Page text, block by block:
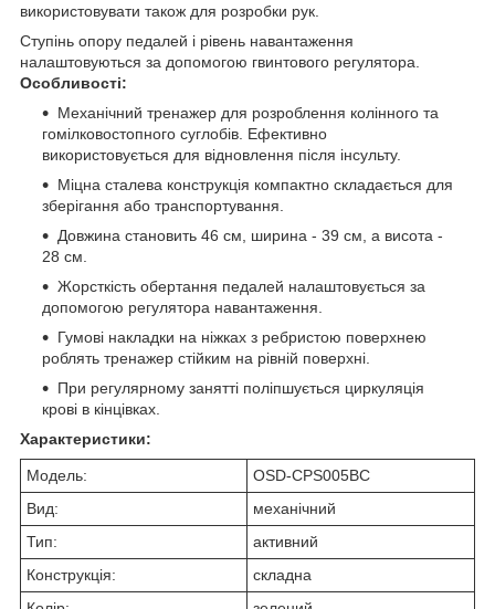
використовувати також для розробки рук.
Ступінь опору педалей і рівень навантаження
налаштовуються за допомогою гвинтового регулятора.
Особливості:
Механічний тренажер для розроблення колінного та
гомілковостопного суглобів. Ефективно
використовується для відновлення після інсульту.
Міцна сталева конструкція компактно складається для
зберігання або транспортування.
Довжина становить 46 см, ширина - 39 см, а висота -
28 см.
Жорсткість обертання педалей налаштовується за
допомогою регулятора навантаження.
Гумові накладки на ніжках з ребристою поверхнею
роблять тренажер стійким на рівній поверхні.
При регулярному занятті поліпшується циркуляція
крові в кінцівках.
Характеристики:
Модель:
OSD-CPS005BC
Вид:
механічний
Тип:
активний
Конструкція:
складна